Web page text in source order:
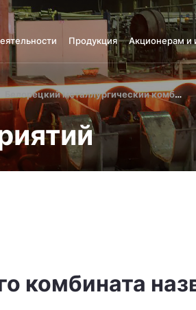
Продукция Акционерам и
Белорецкий металлургический комбинат
комбината